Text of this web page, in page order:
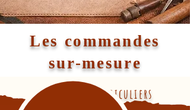
Les commandes
sur-mesure
Pour les particuliers